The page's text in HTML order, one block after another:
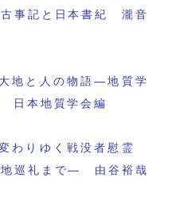
事記と日本書紀 瀧音
大地と人の物語―地質学
日本地質学会編
変わりゆく戦没者慰霊
巡礼まで― 由谷裕哉